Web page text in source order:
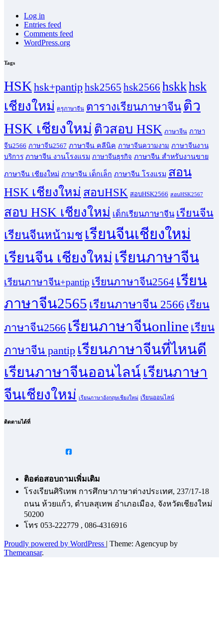
Log in
Entries feed
Comments feed
WordPress.org
Tags
HSK hsk+pantiphsk2565 hsk2566 hskkhsk
เชียงใหม่ ครูภาษาจีน ตารางเรียนภาษาจีน ติว
HSK เชียงใหม่ ติวสอบ HSK ภาษาจีน ภาษา
จีน2566 ภาษาจีน2567 ภาษาจีน คลีนิค ภาษาจีนความงาม ภาษาจีนงาน
บริการ ภาษาจีน งานโรงแรม ภาษาจีนธุรกิจ ภาษาจีน สำหรับงานขาย
ภาษาจีน เชียงใหม่ ภาษาจีน เด็กเล็ก ภาษาจีน โรงแรม สอน
HSK เชียงใหม่ สอบHSK สอบHSK2566 สอบHSK2567
สอบ HSK เชียงใหม่ เด็กเรียนภาษาจีน เรียนจีน
เรียนจีนหน้ามช เรียนจีนเชียงใหม่
เรียนจีน เชียงใหม่ เรียนภาษาจีน
เรียนภาษาจีน+pantip เรียนภาษาจีน2564 เรียน
ภาษาจีน2565 เรียนภาษาจีน 2566 เรียน
ภาษาจีน2566 เรียนภาษาจีนonline เรียน
ภาษาจีน pantip เรียนภาษาจีนที่ไหนดี
เรียนภาษาจีนออนไลน์ เรียนภาษา
จีนเชียงใหม่ เรียนภาษาอังกฤษเชียงใหม่ เรียนออนไลน์
ติดตามได้ที่
ติอต่อสอบถามเพิ่มเติม
โรงเรียนศิริเทพ การศึกษาภาษาต่างประเทศ, 237/17-18
ถนน ห้วยแก้ว, ตำบลสุเทพ อำเภอเมือง, จังหวัดเชียงใหม่
50200
โทร 053-222779 , 086-4316916
Proudly powered by WordPress | Theme: Agencyup by
Themeansar.